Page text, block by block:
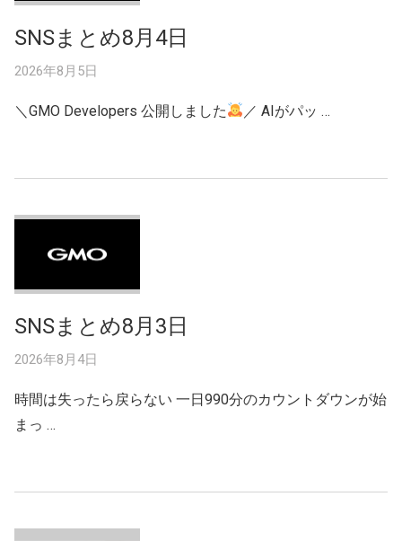
SNSまとめ8月4日
2026年8月5日
＼GMO Developers 公開しました ／ AIがパッ …
SNSまとめ8月3日
2026年8月4日
時間は失ったら戻らない 一日990分のカウントダウンが始
まっ …